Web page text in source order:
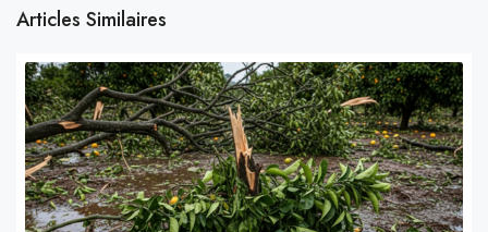
Articles Similaires